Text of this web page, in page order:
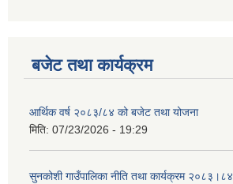
बजेट तथा कार्यक्रम
आर्थिक वर्ष २०८३/८४ को बजेट तथा योजना
मिति: 07/23/2026 - 19:29
सुनकोशी गाउँपालिका नीति तथा कार्यक्रम २०८३।८४